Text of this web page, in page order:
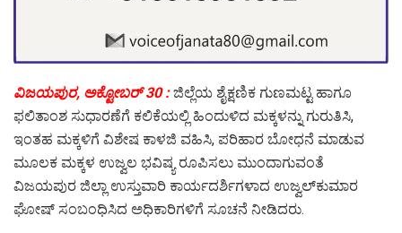
ವಿಜಯಪುರ, ಅಕ್ಟೋಬರ್ 30 : ಜಿಲ್ಲೆಯ ಶೈಕ್ಷಣಿಕ ಗುಣಮಟ್ಟ ಹಾಗೂ
ಫಲಿತಾಂಶ ಸುಧಾರಣೆಗೆ ಕಲಿಕೆಯಲ್ಲಿ ಹಿಂದುಳಿದ ಮಕ್ಕಳನ್ನು ಗುರುತಿಸಿ,
ಇಂತಹ ಮಕ್ಕಳಿಗೆ ವಿಶೇಷ ಕಾಳಜಿ ವಹಿಸಿ, ಪರಿಹಾರ ಬೋಧನೆ ಮಾಡುವ
ಮೂಲಕ ಮಕ್ಕಳ ಉಜ್ವಲ ಭವಿಷ್ಯ ರೂಪಿಸಲು ಮುಂದಾಗುವಂತೆ
ವಿಜಯಪುರ ಜಿಲ್ಲಾ ಉಸ್ತುವಾರಿ ಕಾರ್ಯದರ್ಶಿಗಳಾದ ಉಜ್ವಲ್‍ಕುಮಾರ
ಘೋಷ್ ಸಂಬಂಧಿಸಿದ ಅಧಿಕಾರಿಗಳಿಗೆ ಸೂಚನೆ ನೀಡಿದರು.